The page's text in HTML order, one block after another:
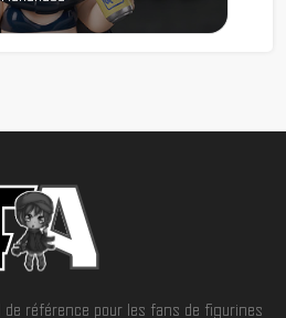
référence pour les fans de figurines